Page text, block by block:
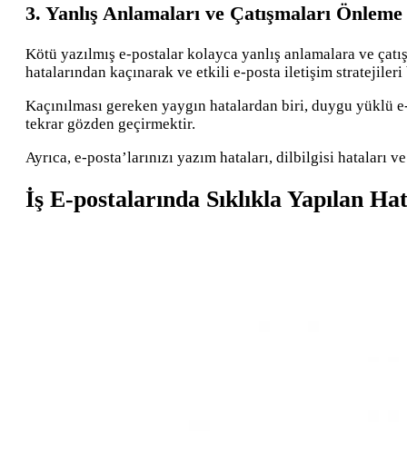
3. Yanlış Anlamaları ve Çatışmaları Önleme
Kötü yazılmış e-postalar kolayca yanlış anlamalara ve
hatalarından kaçınarak ve etkili e-posta iletişim
Kaçınılması gereken yaygın hatalardan biri, duygu
tekrar gözden geçirmektir.
Ayrıca, e-posta’larınızı yazım hataları, dilbilgisi hataları
İş E-postalarında Sıklıkla Yapılan